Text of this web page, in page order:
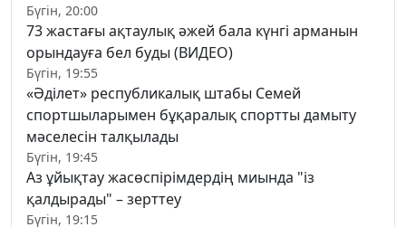
Бүгін, 20:00
73 жастағы ақтаулық әжей бала күнгі арманын
орындауға бел буды (ВИДЕО)
Бүгін, 19:55
«Әділет» республикалық штабы Семей
спортшыларымен бұқаралық спортты дамыту
мәселесін талқылады
Бүгін, 19:45
Аз ұйықтау жасөспірімдердің миында "із
қалдырады" – зерттеу
Бүгін, 19:15